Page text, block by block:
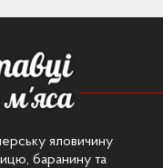
яловичину
баранину та